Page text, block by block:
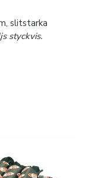
slitstarka
styckvis.